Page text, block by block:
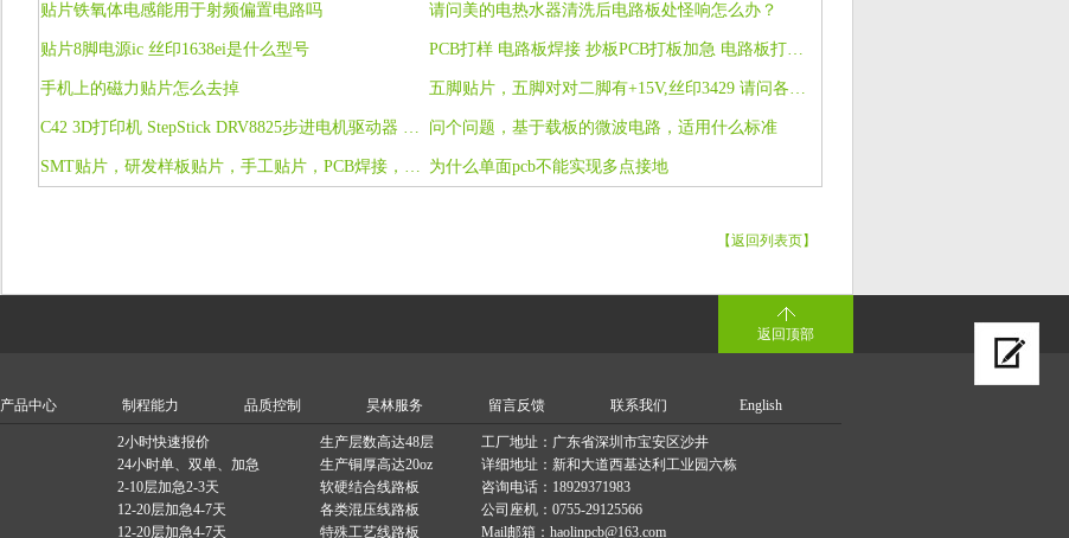
贴片铁氧体电感能用于射频偏置电路吗 请问美的电热水器清洗后电路板处怪响怎么办？
贴片8脚电源ic 丝印1638ei是什么型号 PCB打样 电路板焊接 抄板PCB打板加急 电路板打样 lm339贴片
手机上的磁力贴片怎么去掉 五脚贴片，五脚对对二脚有+15V,丝印3429 请问各位大神，这个是什么芯片
C42 3D打印机 StepStick DRV8825步进电机驱动器 Reprap 4层PCB板 问个问题，基于载板的微波电路，适用什么标准
SMT贴片，研发样板贴片，手工贴片，PCB焊接，BGA焊接，后焊组装 为什么单面pcb不能实现多点接地
【返回列表页】
返回顶部
产品中心 制程能力 品质控制 昊林服务 留言反馈 联系我们 English
2小时快速报价 生产层数高达48层
工厂地址：广东省深圳市宝安区沙井
24小时单、双单、加急
生产铜厚高达20oz
详细地址：新和大道西基达利工业园六栋
2-10层加急2-3天
软硬结合线路板
咨询电话：18929371983
12-20层加急4-7天
各类混压线路板
公司座机：0755-29125566
12-20层加急4-7天
特殊工艺线路板 Mail邮箱：haolinpcb@163.com